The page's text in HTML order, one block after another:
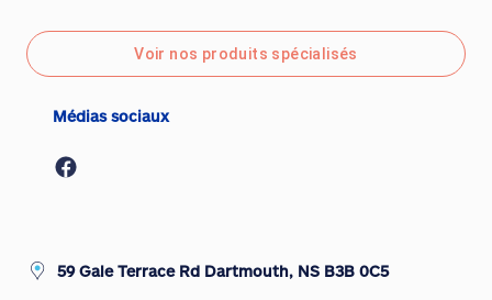
Voir nos produits spécialisés
Médias sociaux
59 Gale Terrace Rd Dartmouth, NS B3B 0C5